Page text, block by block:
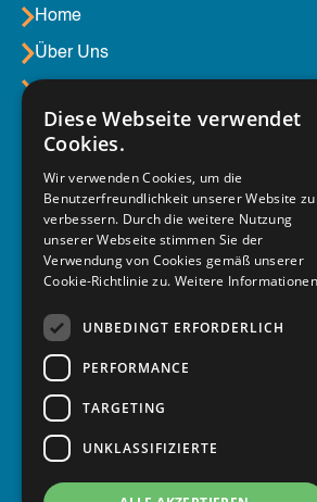
Home
Über Uns
Unser Service
Berufsgruppen
Produktübersicht
Beratung
Social Media
Nimm noch heute auf unseren Social
Kontakt mit uns auf, um mehr zu
Gespräch zu kommen.
Diese Webseite verwendet
Cookies.
Wir verwenden Cookies, um die
Benutzerfreundlichkeit unserer Website zu
verbessern. Durch die weitere Nutzung
unserer Webseite stimmen Sie der
Verwendung von Cookies gemäß unserer
Cookie-Richtlinie zu. Weitere Informationen
UNBEDINGT ERFORDERLICH
PERFORMANCE
TARGETING
UNKLASSIFIZIERTE